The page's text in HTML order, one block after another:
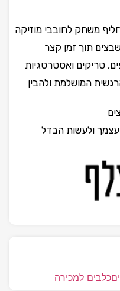
משחק לחובבי מוזיקה
תוך זמן קצר
טריקים ואסטרטגיות
המושלמת ולהבין
ולעשות הבדל
כלבים למכירה